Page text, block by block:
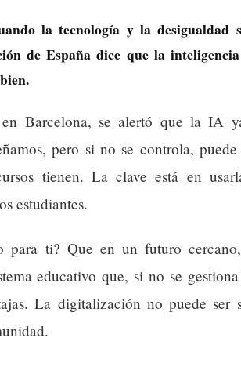
la tecnología y la desigualdad
de España dice que la
Barcelona, se alertó que la IA
pero si no se controla,
tienen. La clave está en
estudiantes.
para ti? Que en un futuro
educativo que, si no se
La digitalización no puede ser